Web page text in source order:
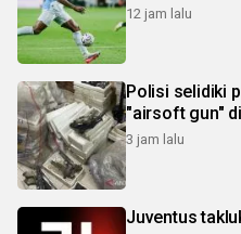
12 jam lalu
Polisi selidiki
"airsoft gun"
3 jam lalu
Juventus